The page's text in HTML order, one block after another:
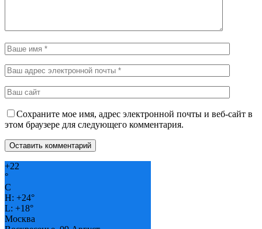
Сохраните мое имя, адрес электронной почты и веб-сайт в
этом браузере для следующего комментария.
+22
°
C
H: +24°
L: +18°
Москва